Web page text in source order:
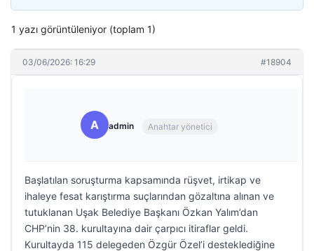
1 yazı görüntüleniyor (toplam 1)
03/06/2026: 16:29 #18904
A admin Anahtar yönetici
Başlatılan soruşturma kapsamında rüşvet, irtikap ve
ihaleye fesat karıştırma suçlarından gözaltına alınan ve
tutuklanan Uşak Belediye Başkanı Özkan Yalım’dan
CHP’nin 38. kurultayına dair çarpıcı itiraflar geldi.
Kurultayda 115 delegeden Özgür Özel’i desteklediğine